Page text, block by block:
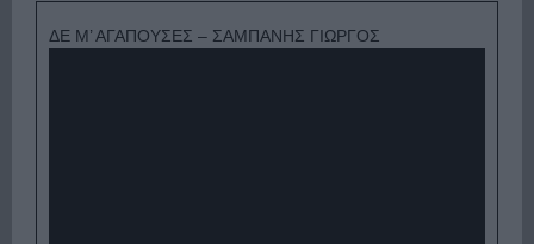
ΔΕ Μ’ ΑΓΑΠΟΥΣΕΣ – ΣΑΜΠΑΝΗΣ ΓΙΩΡΓΟΣ